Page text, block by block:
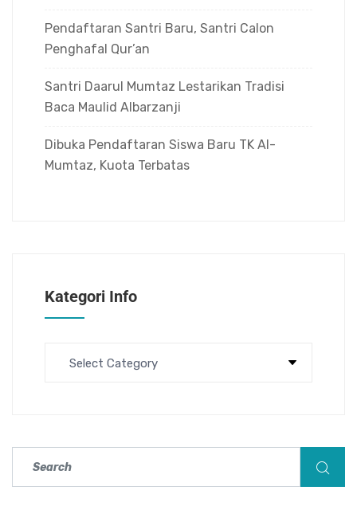
Pendaftaran Santri Baru, Santri Calon
Penghafal Qur’an
Santri Daarul Mumtaz Lestarikan Tradisi
Baca Maulid Albarzanji
Dibuka Pendaftaran Siswa Baru TK Al-
Mumtaz, Kuota Terbatas
Kategori Info